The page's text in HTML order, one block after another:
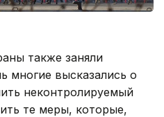
также заняли
многие высказались о
неконтролируемый
те меры, которые,